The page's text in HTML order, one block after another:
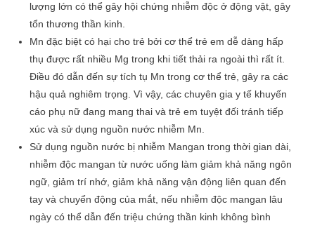
lượng lớn có thể gây hội chứng nhiễm độc ở động vật, gây
tổn thương thần kinh.
Mn đặc biệt có hại cho trẻ bởi cơ thể trẻ em dễ dàng hấp
thụ được rất nhiều Mg trong khi tiết thải ra ngoài thì rất ít.
Điều đó dẫn đến sự tích tụ Mn trong cơ thể trẻ, gây ra các
hậu quả nghiêm trọng. Vì vậy, các chuyên gia y tế khuyến
cáo phụ nữ đang mang thai và trẻ em tuyệt đối tránh tiếp
xúc và sử dụng nguồn nước nhiễm Mn.
Sử dụng nguồn nước bị nhiễm Mangan trong thời gian dài,
nhiễm độc mangan từ nước uống làm giảm khả năng ngôn
ngữ, giảm trí nhớ, giảm khả năng vận động liên quan đến
tay và chuyển động của mắt, nếu nhiễm độc mangan lâu
ngày có thể dẫn đến triệu chứng thần kinh không bình